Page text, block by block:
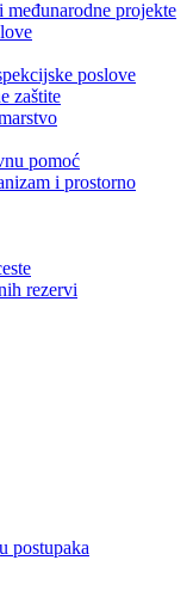
međunarodne projekte
poslove
zaštite
pomoć
i prostorno
rezervi
postupaka